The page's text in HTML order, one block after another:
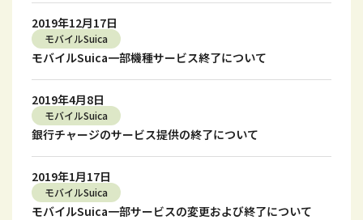
2019年12月17日
モバイルSuica
モバイルSuica一部機種サービス終了について
2019年4月8日
モバイルSuica
銀行チャージのサービス提供の終了について
2019年1月17日
モバイルSuica
モバイルSuica一部サービスの変更および終了について